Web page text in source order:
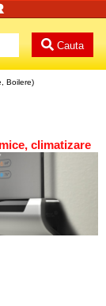
Cauta
Boilere)
climatizare